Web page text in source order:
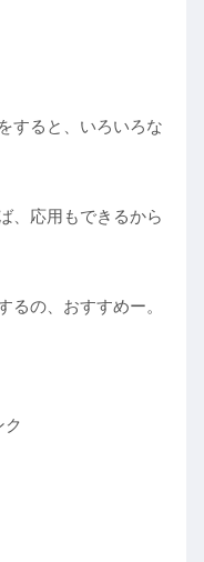
すると、いろいろな
、応用もできるから
るの、おすすめー。
ク